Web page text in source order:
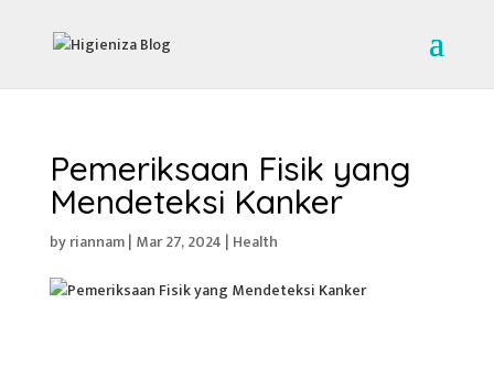
Pemeriksaan Fisik yang
Mendeteksi Kanker
byriannam| Mar 27, 2024 | Health